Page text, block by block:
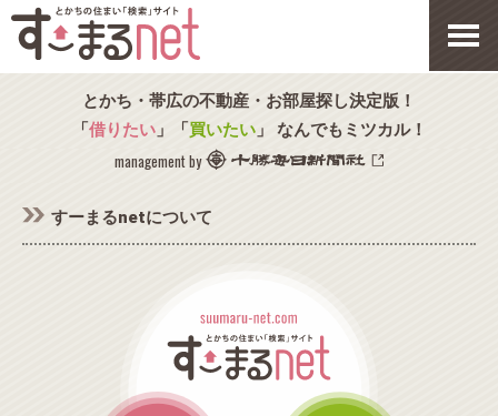
とかち・帯広の不動産・お部屋探し決定版！
「借りたい」「買いたい」 なんでもミツカル！
management by
すーまるnetについて